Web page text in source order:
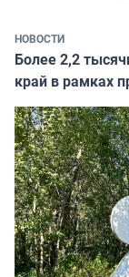
НОВОСТИ
Более 2,2
край в рамках